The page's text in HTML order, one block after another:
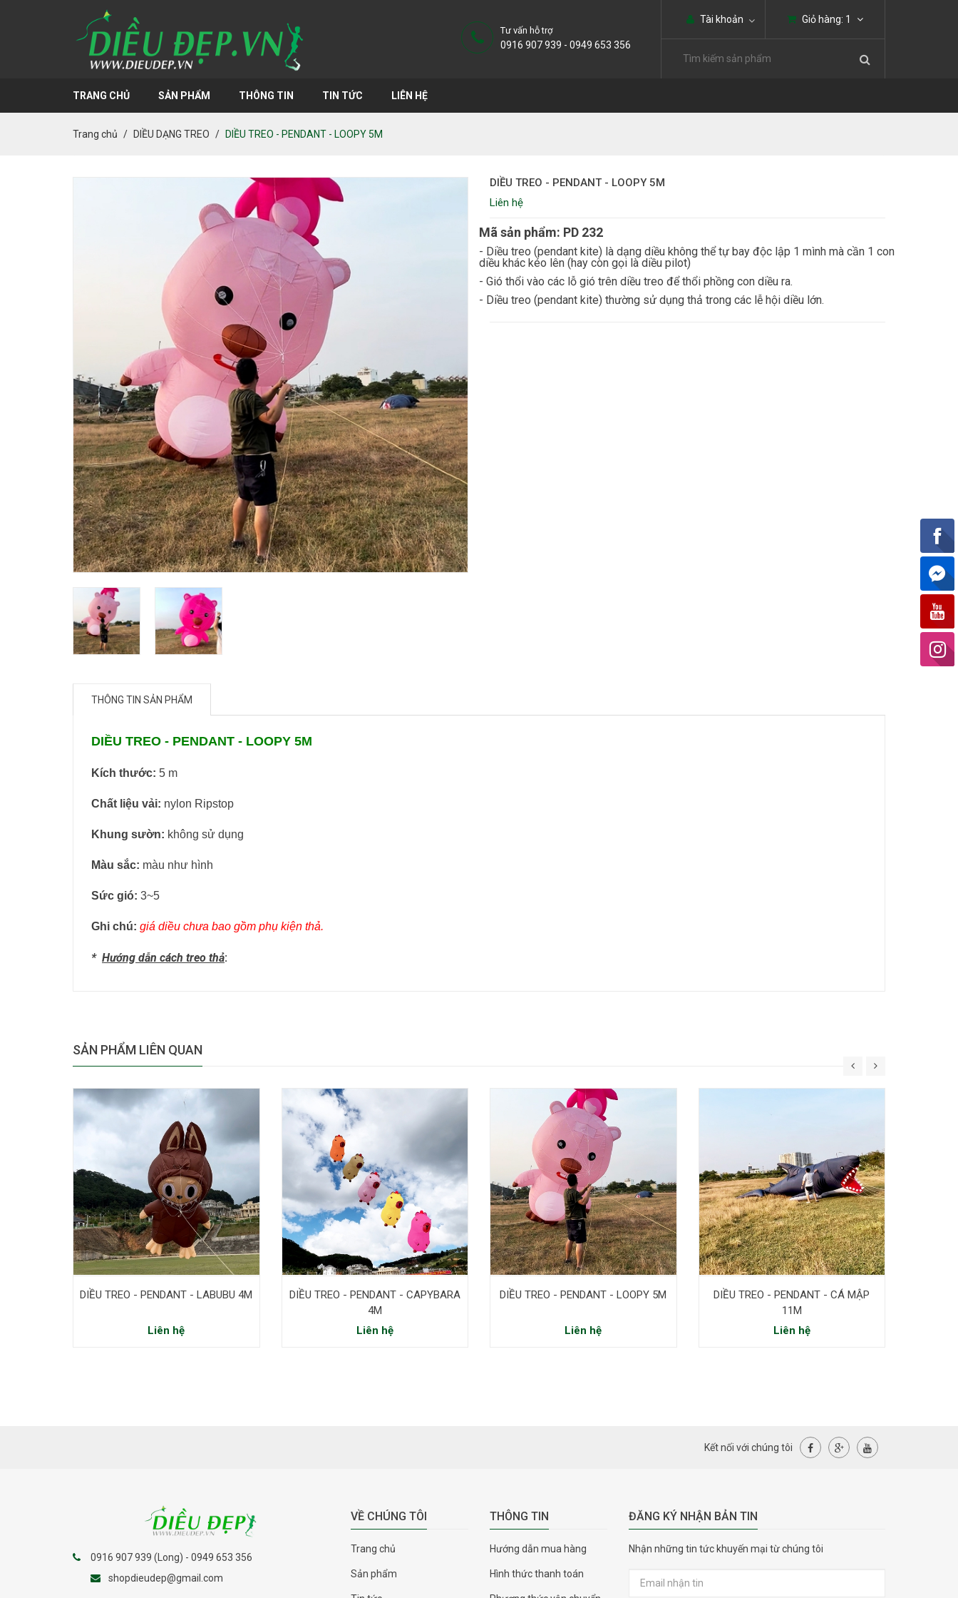
Tài khoản Giỏ hàng: 1
Tư vấn hỗ trợ
0916 907 939 - 0949 653 356
TRANG CHỦ SẢN PHẨM THÔNG TIN TIN TỨC LIÊN HỆ
Trang chủ DIỀU DẠNG TREO DIỀU TREO - PENDANT - LOOPY 5M
DIỀU TREO - PENDANT - LOOPY 5M
Liên hệ
Mã sản phẩm: PD 232
- Diều treo (pendant kite) là dạng diều không thể tự bay độc lập 1 mình mà cần 1 con
diều khác kéo lên (hay còn gọi là diều pilot)
- Gió thổi vào các lỗ gió trên diều treo để thổi phồng con diều ra.
- Diều treo (pendant kite) thường sử dụng thả trong các lễ hội diều lớn.
THÔNG TIN SẢN PHẨM
DIỀU TREO - PENDANT - LOOPY 5M
Kích thước: 5 m
Chất liệu vải: nylon Ripstop
Khung sườn: không sử dụng
Màu sắc: màu như hình
Sức gió: 3~5
Ghi chú: giá diều chưa bao gồm phụ kiện thả.
* Hướng dẫn cách treo thả:
SẢN PHẨM LIÊN QUAN
DIỀU TREO - PENDANT - LABUBU 4M
Liên hệ
DIỀU TREO - PENDANT - CAPYBARA
4M
Liên hệ
DIỀU TREO - PENDANT - LOOPY 5M
Liên hệ
DIỀU TREO - PENDANT - CÁ MẬP
11M
Liên hệ
Kết nối với chúng tôi
0916 907 939 (Long) - 0949 653 356
shopdieudep@gmail.com
VỀ CHÚNG TÔI
Trang chủ
Sản phẩm
THÔNG TIN
Hướng dẫn mua hàng
Hình thức thanh toán
ĐĂNG KÝ NHẬN BẢN TIN
Nhận những tin tức khuyến mại từ chúng tôi